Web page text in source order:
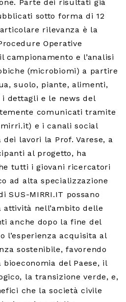
Parte dei risultati già
sotto forma di 12
rilevanza è la
Operative
campionamento e l’analisi
(microbiomi) a partire
suolo, piante, alimenti,
dettagli e le news del
comunicati tramite
e i canali social
lavori la Prof. Varese, a
al progetto, ha
tutti i giovani ricercatori
ad alta specializzazione
SUS-MIRRI.IT possano
nell’ambito delle
anche dopo la fine del
l’esperienza acquisita al
sostenibile, favorendo
del Paese, il
la transizione verde, e,
che la società civile